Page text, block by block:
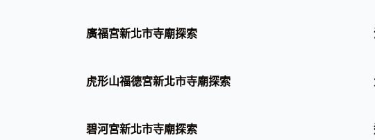
廣福宮新北市寺廟探索
虎形山福德宮新北市寺廟探索
碧河宮新北市寺廟探索